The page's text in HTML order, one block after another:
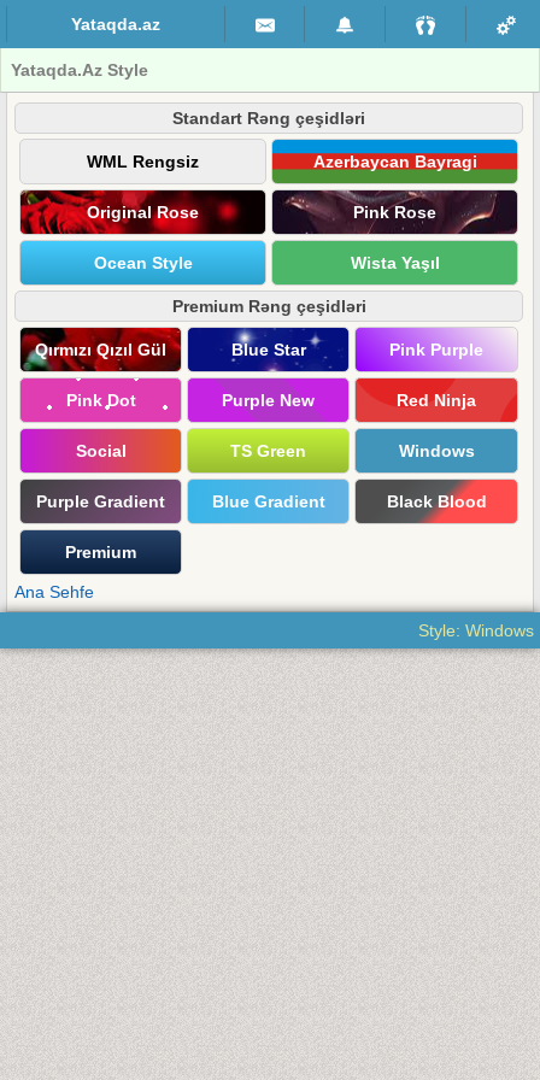
Yataqda.az
Yataqda.Az Style
Standart Rəng çeşidləri
WML Rengsiz Azerbaycan Bayragi
Original Rose Pink Rose
Ocean Style Wista Yaşıl
Premium Rəng çeşidləri
Qırmızı Qızıl Gül Blue Star Pink Purple
Pink Dot Purple New Red Ninja
Social TS Green Windows
Purple Gradient Blue Gradient Black Blood
Premium
Ana Sehfe
Style: Windows